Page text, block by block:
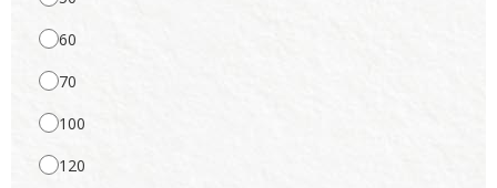
60
70
100
120